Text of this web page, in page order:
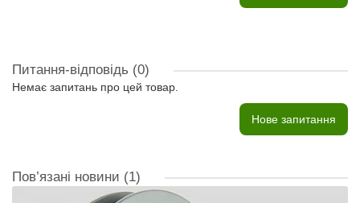
Питання-відповідь (0)
Немає запитань про цей товар.
Нове запитання
Пов’язані новини (1)